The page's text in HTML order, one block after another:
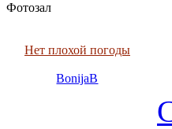
Фотозал
Нет плохой погоды
BonijaB